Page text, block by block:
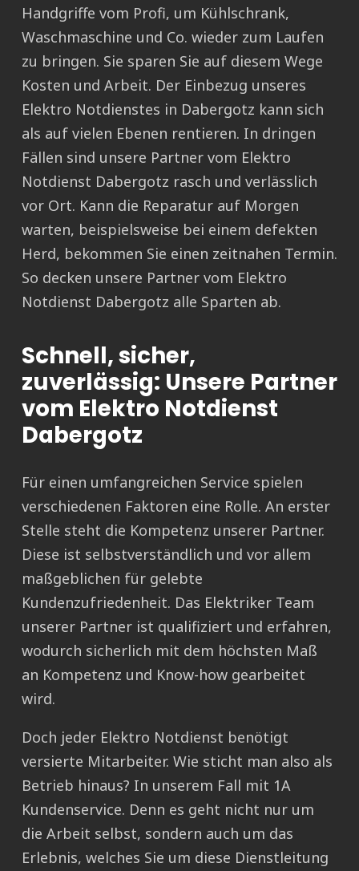
Handgriffe vom Profi, um Kühlschrank,
Waschmaschine und Co. wieder zum Laufen
zu bringen. Sie sparen Sie auf diesem Wege
Kosten und Arbeit. Der Einbezug unseres
Elektro Notdienstes in Dabergotz kann sich
als auf vielen Ebenen rentieren. In dringen
Fällen sind unsere Partner vom Elektro
Notdienst Dabergotz rasch und verlässlich
vor Ort. Kann die Reparatur auf Morgen
warten, beispielsweise bei einem defekten
Herd, bekommen Sie einen zeitnahen Termin.
So decken unsere Partner vom Elektro
Notdienst Dabergotz alle Sparten ab.
Schnell, sicher,
zuverlässig: Unsere Partner
vom Elektro Notdienst
Dabergotz
Für einen umfangreichen Service spielen
verschiedenen Faktoren eine Rolle. An erster
Stelle steht die Kompetenz unserer Partner.
Diese ist selbstverständlich und vor allem
maßgeblichen für gelebte
Kundenzufriedenheit. Das Elektriker Team
unserer Partner ist qualifiziert und erfahren,
wodurch sicherlich mit dem höchsten Maß
an Kompetenz und Know-how gearbeitet
wird.
Doch jeder Elektro Notdienst benötigt
versierte Mitarbeiter. Wie sticht man also als
Betrieb hinaus? In unserem Fall mit 1A
Kundenservice. Denn es geht nicht nur um
die Arbeit selbst, sondern auch um das
Erlebnis, welches Sie um diese Dienstleitung